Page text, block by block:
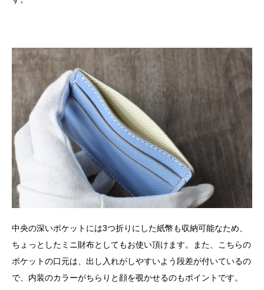
中央の深いポケットには3つ折りにした紙幣も収納可能なため、
ちょっとしたミニ財布としてもお使い頂けます。また、こちらの
ポケットの口元は、出し入れがしやすいよう段差が付いているの
で、内装のカラーがちらりと顔を覗かせるのもポイントです。